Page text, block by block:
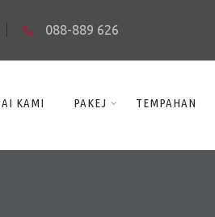
088-889 626
KAMI PAKEJ TEMPAHAN